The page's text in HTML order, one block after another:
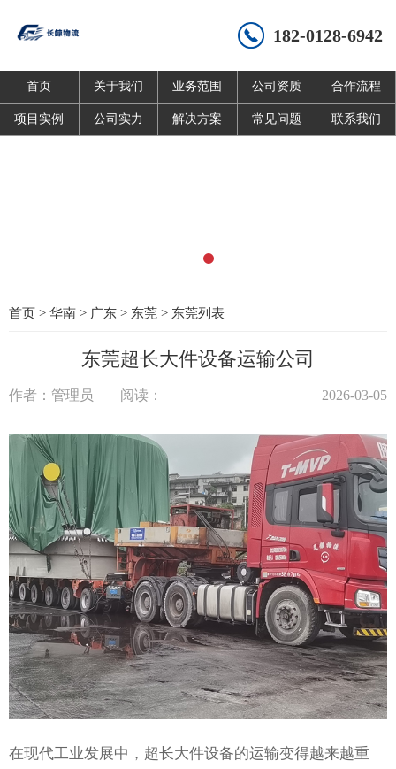
182-0128-6942
首页 关于我们 业务范围 公司资质 合作流程
项目实例 公司实力 解决方案 常见问题 联系我们
首页 > 华南 > 广东 > 东莞 > 东莞列表
东莞超长大件设备运输公司
作者：管理员 阅读： 2026-03-05
在现代工业发展中，超长大件设备的运输变得越来越重